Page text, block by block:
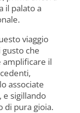
il palato a
viaggio
che
amplificare il
associate
e sigillando
di pura gioia.